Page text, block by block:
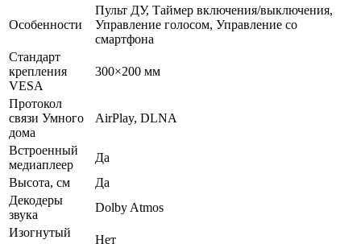
Особенности
Пульт ДУ, Таймер включения/выключения,
Управление голосом, Управление со
смартфона
Стандарт
крепления
VESA
300×200 мм
Протокол
связи Умного
дома
AirPlay, DLNA
Встроенный
медиаплеер
Да
Высота, см
Да
Декодеры
звука
Dolby Atmos
Изогнутый
Нет